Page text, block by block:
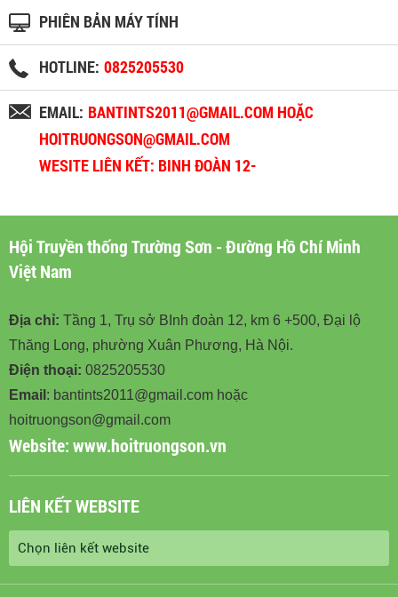
PHIÊN BẢN MÁY TÍNH
HOTLINE: 0825205530
EMAIL: BANTINTS2011@GMAIL.COM HOẶC
HOITRUONGSON@GMAIL.COM
WESITE LIÊN KẾT: BINH ĐOÀN 12-
Hội Truyền thống Trường Sơn - Đường Hồ Chí Minh
Việt Nam
Địa chỉ: Tầng 1, Trụ sở BInh đoàn 12, km 6 +500, Đại lộ
Thăng Long, phường Xuân Phương, Hà Nội.
Điện thoại: 0825205530
Email : bantints2011@gmail.com hoặc
hoitruongson@gmail.com
Website:www.hoitruongson.vn
LIÊN KẾT WEBSITE